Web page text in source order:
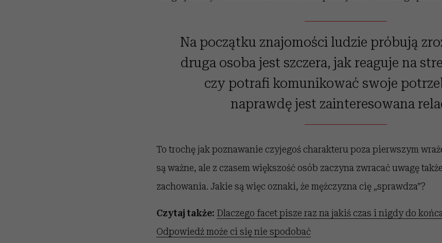
Na początku znajomości ludzie próbują
druga osoba jest szczera, jak reaguje na
czy potrafi komunikować swoje
naprawdę jest zainteresowana
To trochę jak poznawanie czyjegoś charakteru poza pierwszym
są ważne, ale z czasem większość osób zaczyna zwracać uwagę
zachowania. Jakie są więc oznaki, że mężczyzna cię „sprawdza”?
Czytaj także: Dlaczego facet pisze raz na jakiś czas i nigdy do
Odpowiedź może ci się nie spodobać